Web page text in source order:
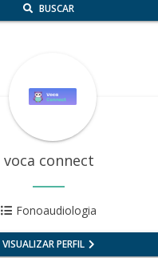
BUSCAR
voca connect
Fonoaudiologia
VISUALIZAR PERFIL